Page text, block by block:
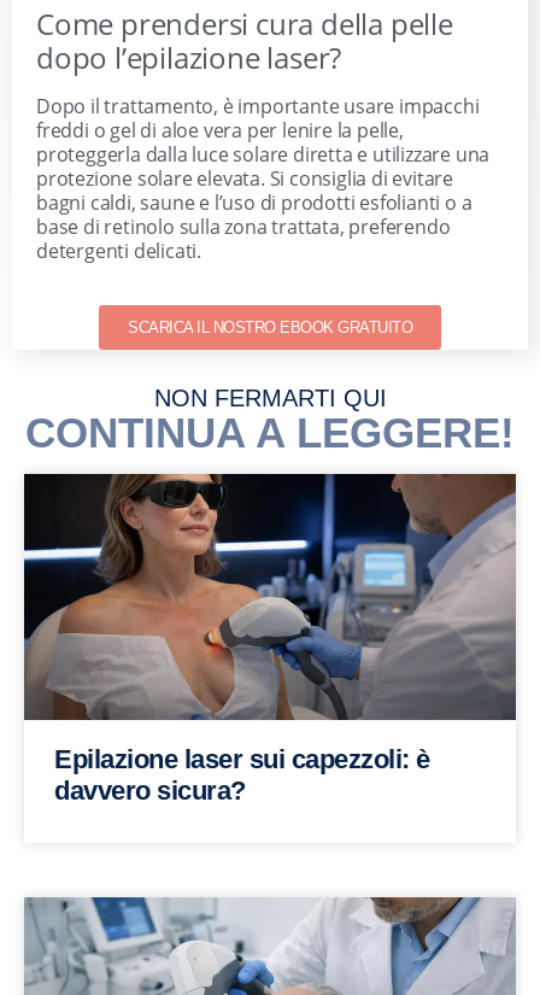
Come prendersi cura della pelle
dopo l’epilazione laser?
Dopo il trattamento, è importante usare impacchi
freddi o gel di aloe vera per lenire la pelle,
proteggerla dalla luce solare diretta e utilizzare una
protezione solare elevata. Si consiglia di evitare
bagni caldi, saune e l’uso di prodotti esfolianti o a
base di retinolo sulla zona trattata, preferendo
detergenti delicati.
SCARICA IL NOSTRO EBOOK GRATUITO
NON FERMARTI QUI
CONTINUA A LEGGERE!
Epilazione laser sui capezzoli: è
davvero sicura?